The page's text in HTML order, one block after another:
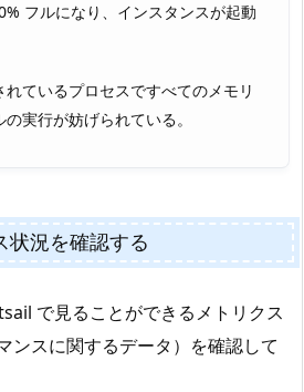
フルになり、インスタンスが起動
ているプロセスですべてのメモリ
実行が妨げられている。
状況を確認する
で見ることができるメトリクス
ンスに関するデータ）を確認して